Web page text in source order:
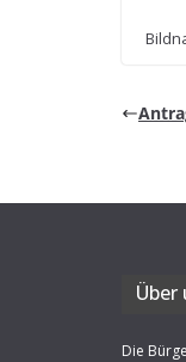
Über
Die